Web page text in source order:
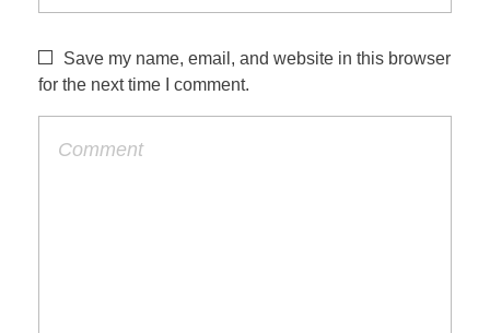
Save my name, email, and website in this browser
for the next time I comment.